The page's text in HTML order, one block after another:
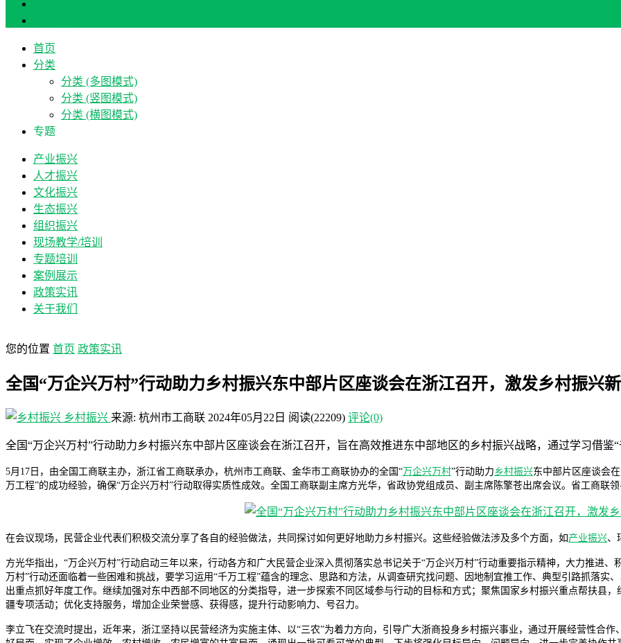
首页
分类
分类 (多图模式)
分类 (竖图模式)
分类 (横图模式)
专题
产业振兴
人才振兴
文化振兴
生态振兴
组织振兴
现场教学/培训
专题培训
案例展示
政策实讯
关于我们
您的位置 首页 政策实讯
全国“万企兴万村”行动助力乡村振兴东中部片区座谈会在浙江召开，激发乡村振兴
乡村振兴 来源: 杭州市工商联 2024年05月22日 阅读(22209) 评论(0)
全国“万企兴万村”行动助力乡村振兴东中部片区座谈会在浙江召开，旨在高效推进东中部地区的乡村振兴战略，通过学习借
5月17日，由全国工商联主办，浙江省工商联承办，杭州市工商联、金华市工商联协办的全国“万企兴万村”行动助力乡村振兴东中部片区座谈会
万工程”的成功经验，确保“万企兴万村”行动取得实质性成效。全国工商联副主席方光华，省政协党组成员、副主席陈擎苍出席会议。省工商联
在会议现场，民营企业代表们积极交流分享了各自的经验做法，共同探讨如何更好地助力乡村振兴。这些经验做法涉及多个方面，如产业振兴、
方光华指出，“万企兴万村”行动启动三年以来，行动各方和广大民营企业深入贯彻落实总书记关于“万企兴万村”行动重要指示精神，大力推进
万村”行动还面临着一些困难和挑战，要学习运用“千万工程”蕴含的理念、思路和方法，从调查研究找问题、因地制宜推工作、典型引路抓落实
出重点抓好年度工作。继续加强对东中西部不同地区的分类指导，进一步探索不同区域参与行动的目标和方式；聚焦国家乡村振兴重点帮扶县
疆专项活动；优化支持服务，增加企业荣誉感、获得感，提升行动影响力、号召力。
李立飞在交流时提出，近年来，浙江坚持以民营经济为实施主体、以“三农”为着力方向，引导广大浙商投身乡村振兴事业，通过开展经营性合